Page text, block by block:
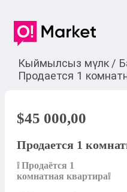
Кыймылсыз мүлк /
Продается 1
$45 000,00
Продается 1
❕ Продаётся 1
комнатная квартира❕